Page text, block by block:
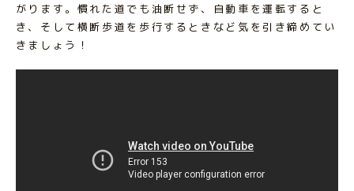
がります。慣れた道でも油断せず、自動車を運転すると
き、そして横断歩道を歩行するときなど気を引き締めてい
きましょう！